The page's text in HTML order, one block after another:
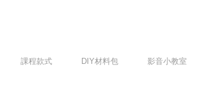
課程款式 DIY材料包 影音小教室